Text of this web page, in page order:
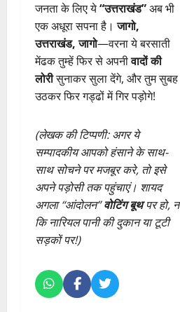
जनता के लिए ये“उत्तराखंड”अब भी
एक अधूरा सपना है।जागो,
उत्तराखंड, जागो—वरना ये बरसाती
मेंढक तुम्हें फिर से अपनीवादों की
लोरीसुनाकर सुला देंगे, और तुम सुबह
उठकर फिर गड्ढों में गिर पड़ोगे!
(लेखक की टिप्पणी: अगर ये
सम्पादकीय आपको हंसाने के साथ-
साथ सोचने पर मजबूर करे, तो इसे
अपने पड़ोसी तक पहुंचाएं। शायद
अगला “आंदोलन”वोटिंग बूथपर हो, न
कि नारियल पानी की दुकान या टूटी
सड़कों पर!)